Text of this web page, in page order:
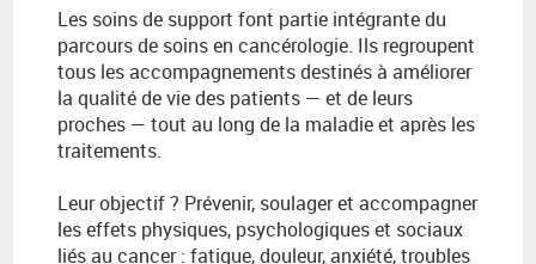
Les soins de support font partie intégrante du
parcours de soins en cancérologie. Ils regroupent
tous les accompagnements destinés à améliorer
la qualité de vie des patients — et de leurs
proches — tout au long de la maladie et après les
traitements.
Leur objectif ? Prévenir, soulager et accompagner
les effets physiques, psychologiques et sociaux
liés au cancer : fatigue, douleur, anxiété, troubles